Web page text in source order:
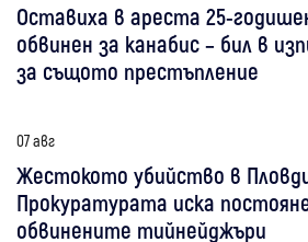
Оставиха в ареста 25-
обвинен за канабис – бил в
за същото престъпление
07 авг
Жестокото убийство в
Прокуратурата иска
обвинените тийнейджъри